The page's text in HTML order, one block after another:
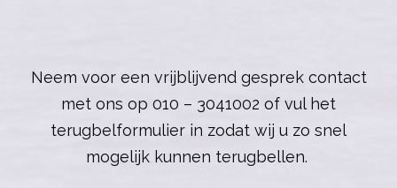
Neem voor een vrijblijvend gesprek contact
met ons op 010 – 3041002 of vul het
terugbelformulier in zodat wij u zo snel
mogelijk kunnen terugbellen.